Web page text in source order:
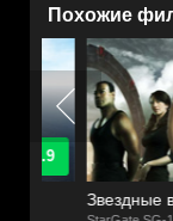
Похожие
Звездные врата